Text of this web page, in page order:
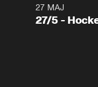
27 MAJ
27/5 -